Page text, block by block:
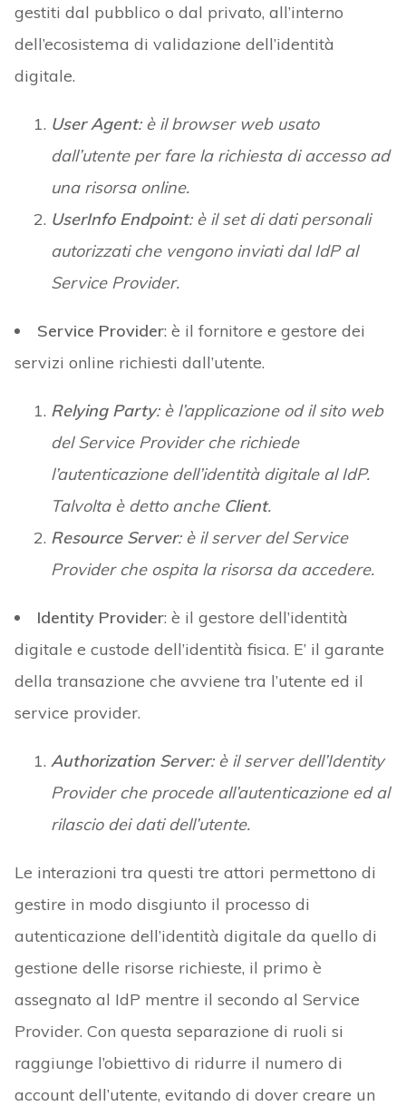
gestiti dal pubblico o dal privato, all’interno
dell’ecosistema di validazione dell’identità
digitale.
User Agent: è il browser web usato
dall’utente per fare la richiesta di accesso ad
una risorsa online.
UserInfo Endpoint: è il set di dati personali
autorizzati che vengono inviati dal IdP al
Service Provider.
Service Provider: è il fornitore e gestore dei
servizi online richiesti dall’utente.
Relying Party: è l’applicazione od il sito web
del Service Provider che richiede
l’autenticazione dell’identità digitale al IdP.
Talvolta è detto anche Client.
Resource Server: è il server del Service
Provider che ospita la risorsa da accedere.
Identity Provider: è il gestore dell’identità
digitale e custode dell’identità fisica. E’ il garante
della transazione che avviene tra l’utente ed il
service provider.
Authorization Server: è il server dell’Identity
Provider che procede all’autenticazione ed al
rilascio dei dati dell’utente.
Le interazioni tra questi tre attori permettono di
gestire in modo disgiunto il processo di
autenticazione dell’identità digitale da quello di
gestione delle risorse richieste, il primo è
assegnato al IdP mentre il secondo al Service
Provider. Con questa separazione di ruoli si
raggiunge l’obiettivo di ridurre il numero di
account dell’utente, evitando di dover creare un